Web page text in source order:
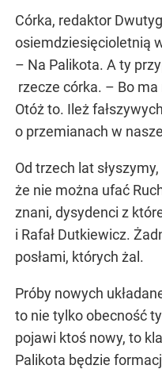
Córka, redaktor
osiemdziesięcioletnią
– Na Palikota. A ty
rzecze córka. – Bo
Otóż to. Ileż
o przemianach w
Od trzech lat
że nie można ufać
znani, dysydenci z
i Rafał Dutkiewicz.
posłami, których żal.
Próby nowych
to nie tylko obecność
pojawi ktoś nowy, to
Palikota będzie